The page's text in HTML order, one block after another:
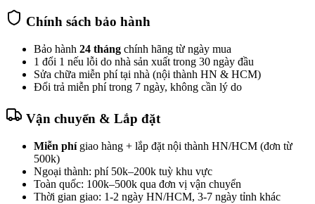
Chính sách bảo hành
Bảo hành 24 tháng chính hãng từ ngày mua
1 đổi 1 nếu lỗi do nhà sản xuất trong 30 ngày đầu
Sửa chữa miễn phí tại nhà (nội thành HN & HCM)
Đổi trả miễn phí trong 7 ngày, không cần lý do
Vận chuyển & Lắp đặt
Miễn phígiao hàng + lắp đặt nội thành HN/HCM (đơn từ
500k)
Ngoại thành: phí 50k–200k tuỳ khu vực
Toàn quốc: 100k–500k qua đơn vị vận chuyển
Thời gian giao: 1-2 ngày HN/HCM, 3-7 ngày tỉnh khác